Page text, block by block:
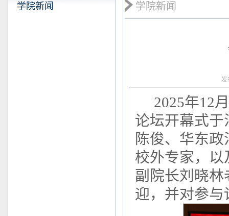
学院新闻 学院新闻
2025年12
论坛开幕式于
陈俊、华东
校外专家，
副院长刘晓
迎，并对参